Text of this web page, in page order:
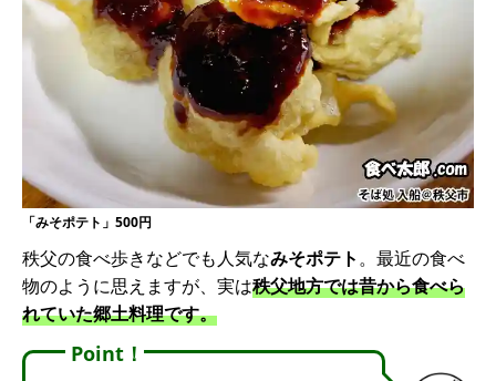
「みそポテト」500円
秩父の食べ歩きなどでも人気なみそポテト。最近の食べ
物のように思えますが、実は秩父地方では昔から食べら
れていた郷土料理です。
Point！